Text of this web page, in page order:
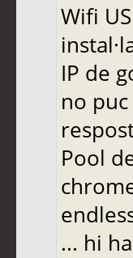
Wifi
IP de
no
Pool
... hi